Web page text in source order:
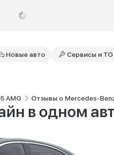
Новые авто Сервисы и ТО
AMG Отзывы о Mercedes-Benz
в одном